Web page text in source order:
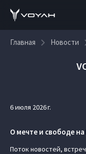
Главная Новости
6 июля 2026 г.
О мечте и свободе
Поток новостей,